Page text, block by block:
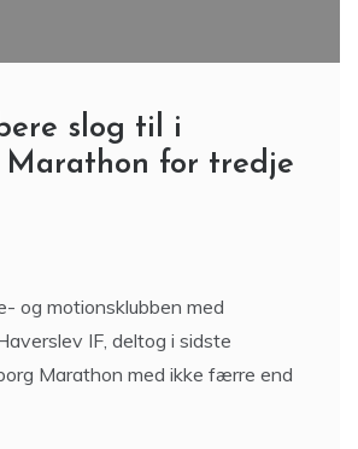
slog til i
Marathon for tredje
og motionsklubben med
IF, deltog i sidste
Marathon med ikke færre end